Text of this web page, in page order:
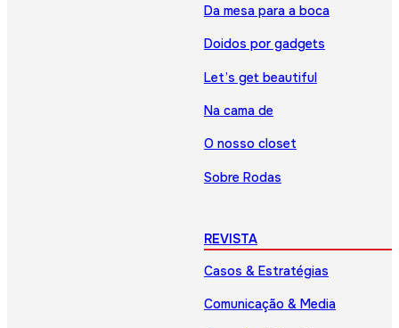
Da mesa para a boca
Doidos por gadgets
Let’s get beautiful
Na cama de
O nosso closet
Sobre Rodas
REVISTA
Casos & Estratégias
Comunicação & Media